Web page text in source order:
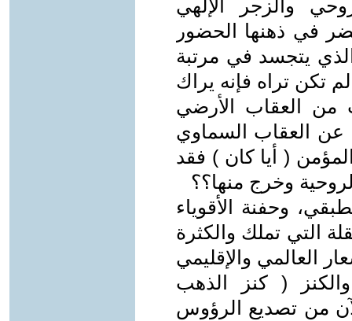
والزجر الإلهي
في ذهنها الحضور
يتجسد في مرتبة
تكن تراه فإنه يراك
من العقاب الأرضي
عن العقاب السماوي
( أيا كان ) فقد
وخرج منها؟؟
وحفنة الأقوياء
التي تملك والكثرة
العالمي والإقليمي
( كنز الذهب
من تصديع الرؤوس